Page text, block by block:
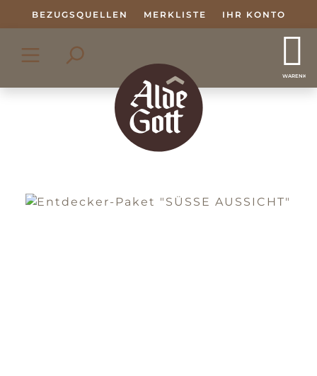
Zum Hauptinhalt springen
BEZUGSQUELLEN MERKLISTE IHR KONTO
WARENKORB
Bildergalerie überspringen